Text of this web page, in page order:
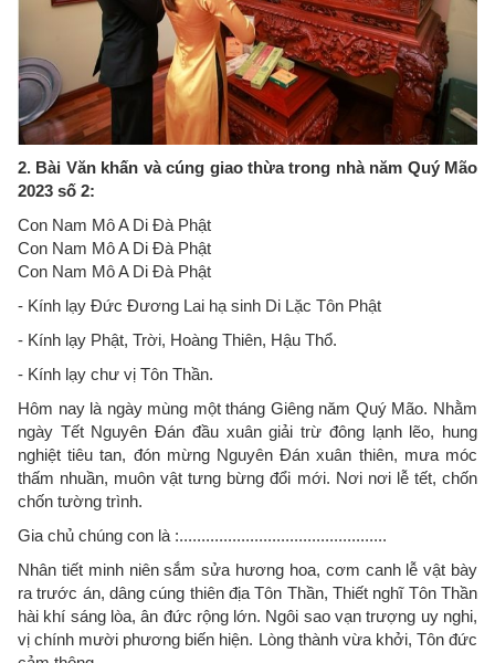
2. Bài Văn khấn và cúng giao thừa trong nhà năm Quý Mão
2023 số 2:
Con Nam Mô A Di Đà Phật
Con Nam Mô A Di Đà Phật
Con Nam Mô A Di Đà Phật
- Kính lạy Đức Đương Lai hạ sinh Di Lặc Tôn Phật
- Kính lạy Phật, Trời, Hoàng Thiên, Hậu Thổ.
- Kính lạy chư vị Tôn Thần.
Hôm nay là ngày mùng một tháng Giêng năm Quý Mão. Nhằm
ngày Tết Nguyên Đán đầu xuân giải trừ đông lạnh lẽo, hung
nghiệt tiêu tan, đón mừng Nguyên Đán xuân thiên, mưa móc
thấm nhuần, muôn vật tưng bừng đổi mới. Nơi nơi lễ tết, chốn
chốn tường trình.
Gia chủ chúng con là :...............................................
Nhân tiết minh niên sắm sửa hương hoa, cơm canh lễ vật bày
ra trước án, dâng cúng thiên địa Tôn Thần, Thiết nghĩ Tôn Thần
hài khí sáng lòa, ân đức rộng lớn. Ngôi sao vạn trượng uy nghi,
vị chính mười phương biến hiện. Lòng thành vừa khởi, Tôn đức